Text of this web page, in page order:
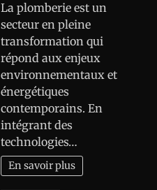
La plomberie est un
secteur en pleine
transformation qui
répond aux enjeux
environnementaux et
énergétiques
contemporains. En
intégrant des
technologies…
En savoir plus